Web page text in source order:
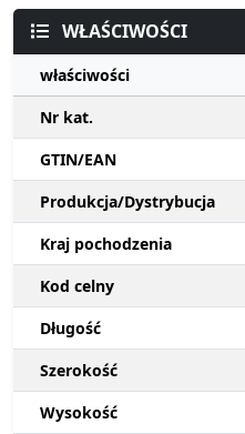
WŁAŚCIWOŚCI
właściwości
Nr kat.
GTIN/EAN
Produkcja/Dystrybucja
Kraj pochodzenia
Kod celny
Długość
Szerokość
Wysokość